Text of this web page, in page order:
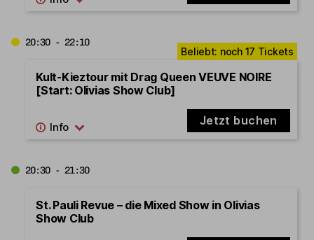
20:30 - 22:10
Kult-Kieztour mit Drag Queen VEUVE NOIRE
[Start: Olivias Show Club]
Jetzt buchen
20:30 - 21:30
St. Pauli Revue – die Mixed Show in Olivias
Show Club